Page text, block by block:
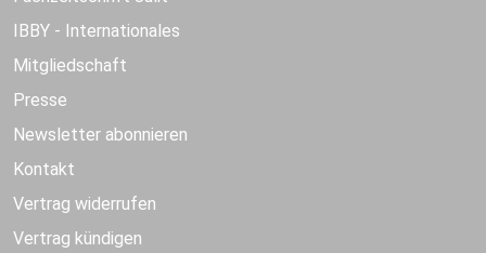
IBBY - Internationales
Mitgliedschaft
Presse
Newsletter abonnieren
Kontakt
Vertrag widerrufen
Vertrag kündigen